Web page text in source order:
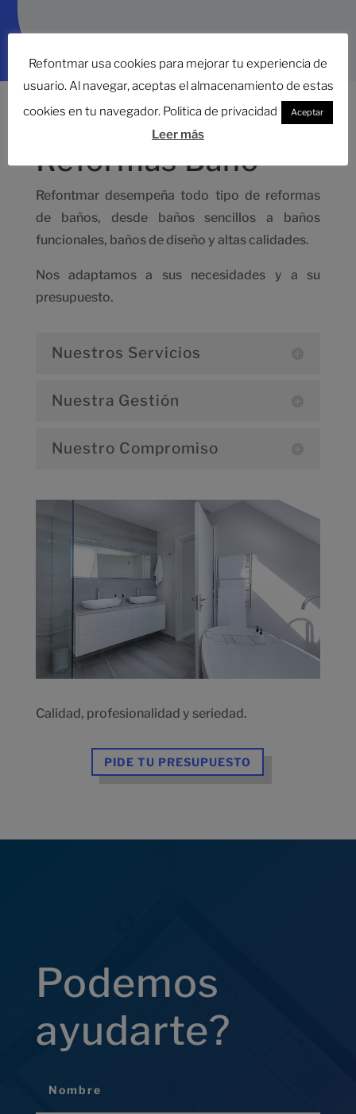
Reformas Baño
Refontmar desempeña todo tipo de reformas
de baños, desde baños sencillos a baños
funcionales, baños de diseño y altas calidades.
Nos adaptamos a sus necesidades y a su
presupuesto.
Nuestros Servicios
Nuestra Gestión
Nuestro Compromiso
Calidad, profesionalidad y seriedad.
PIDE TU PRESUPUESTO
Podemos
ayudarte?
Refontmar usa cookies para mejorar tu experiencia de
usuario. Al navegar, aceptas el almacenamiento de estas
cookies en tu navegador. Politica de privacidad
Aceptar
Leer más